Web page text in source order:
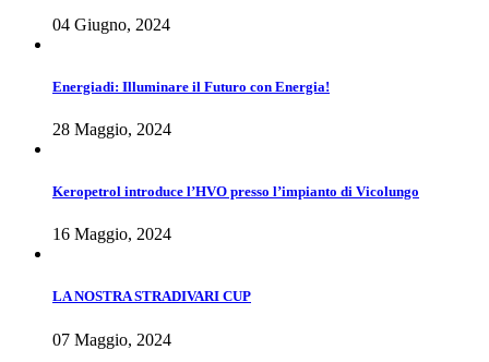
04 Giugno, 2024
Energiadi: Illuminare il Futuro con Energia!
28 Maggio, 2024
Keropetrol introduce l’HVO presso l’impianto di Vicolungo
16 Maggio, 2024
LA NOSTRA STRADIVARI CUP
07 Maggio, 2024